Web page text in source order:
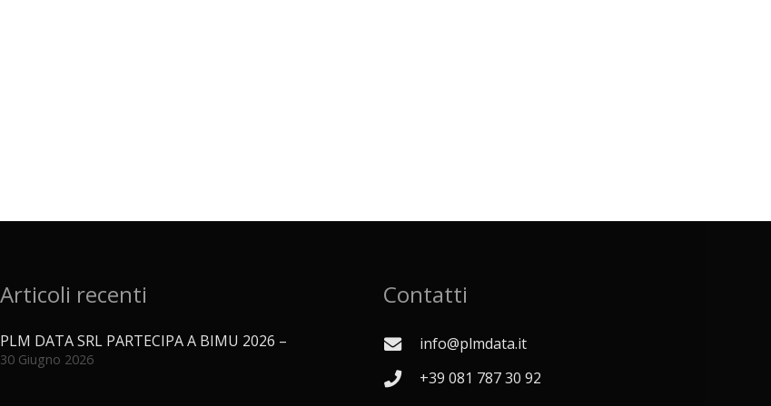
Articoli recenti
PLM DATA SRL PARTECIPA A BIMU 2026 –
30 Giugno 2026
Contatti
info@plmdata.it
+39 081 787 30 92